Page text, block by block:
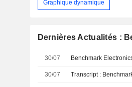
Graphique dynamique
Dernières Actualités :
30/07
30/07 Transcript :